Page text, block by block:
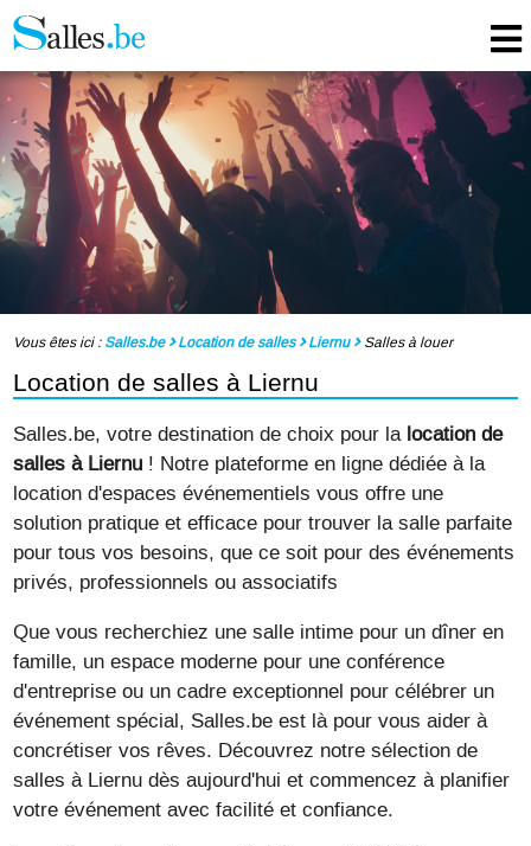
Vous êtes ici : Salles.be Location de salles Liernu Salles à louer
Location de salles à Liernu
Salles.be, votre destination de choix pour la location de
salles à Liernu ! Notre plateforme en ligne dédiée à la
location d'espaces événementiels vous offre une
solution pratique et efficace pour trouver la salle parfaite
pour tous vos besoins, que ce soit pour des événements
privés, professionnels ou associatifs
Que vous recherchiez une salle intime pour un dîner en
famille, un espace moderne pour une conférence
d'entreprise ou un cadre exceptionnel pour célébrer un
événement spécial, Salles.be est là pour vous aider à
concrétiser vos rêves. Découvrez notre sélection de
salles à Liernu dès aujourd'hui et commencez à planifier
votre événement avec facilité et confiance.